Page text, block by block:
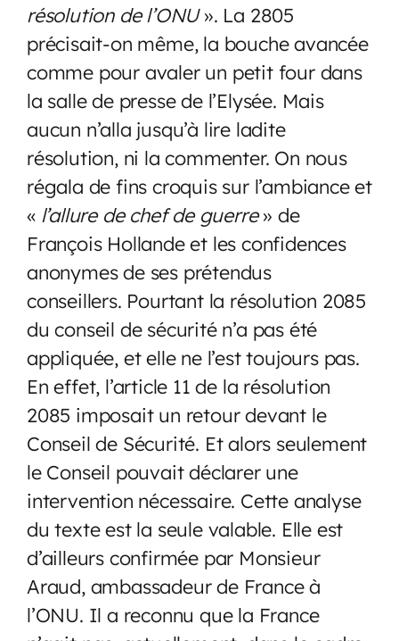
résolution de l’ONU». La 2805
précisait-on même, la bouche avancée
comme pour avaler un petit four dans
la salle de presse de l’Elysée. Mais
aucun n’alla jusqu’à lire ladite
résolution, ni la commenter. On nous
régala de fins croquis sur l’ambiance et
« l’allure de chef de guerre» de
François Hollande et les confidences
anonymes de ses prétendus
conseillers. Pourtant la résolution 2085
du conseil de sécurité n’a pas été
appliquée, et elle ne l’est toujours pas.
En effet, l’article 11 de la résolution
2085 imposait un retour devant le
Conseil de Sécurité. Et alors seulement
le Conseil pouvait déclarer une
intervention nécessaire. Cette analyse
du texte est la seule valable. Elle est
d’ailleurs confirmée par Monsieur
Araud, ambassadeur de France à
l’ONU. Il a reconnu que la France